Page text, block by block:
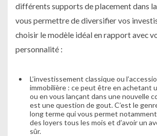
différents supports de placement dans
vous permettre de diversifier vos
choisir le modèle idéal en rapport avec
personnalité :
L’investissement classique ou
immobilière : ce peut être en achetant
ou en vous lançant dans une nouvelle
est une question de gout. C’est le
long terme qui vous permet
des loyers tous les mois et d’avoir un
sûr.